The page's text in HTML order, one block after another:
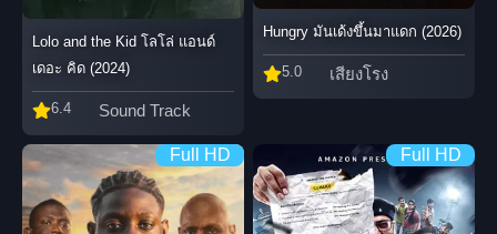
Lolo and the Kid โลโล่ แอนด์
เดอะ คิด (2024)
6.4 Sound Track
Hungry มันเด้งขึ้นมาแดก (2026)
5.0 เสียงโรง
Full HD Full HD